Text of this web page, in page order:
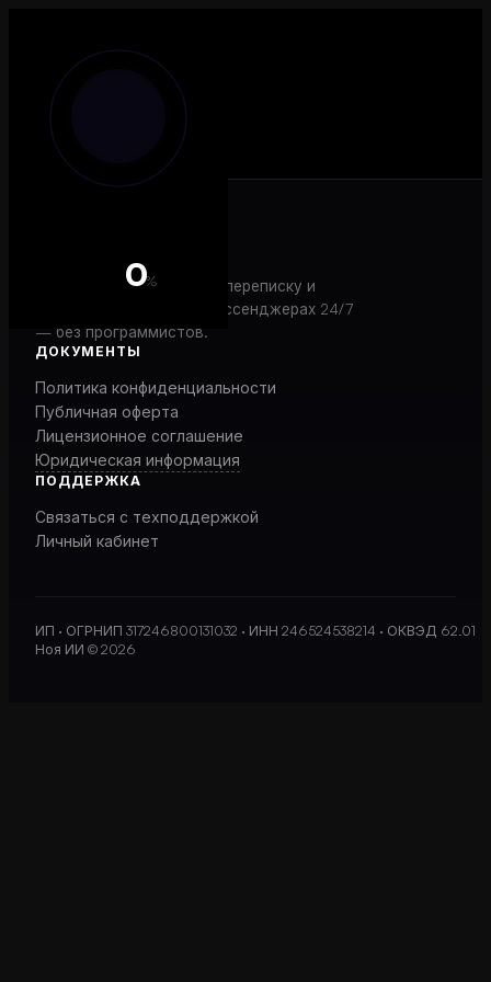
0%
AI-агент, который ведёт переписку и
закрывает продажи в мессенджерах 24/7
— без программистов.
ДОКУМЕНТЫ
Политика конфиденциальности
Публичная оферта
Лицензионное соглашение
Юридическая информация
ПОДДЕРЖКА
Связаться с техподдержкой
Личный кабинет
ИП · ОГРНИП 317246800131032 · ИНН 246524538214 · ОКВЭД 62.01
Ноя ИИ © 2026